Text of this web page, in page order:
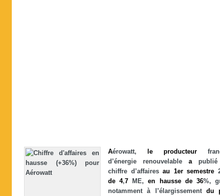
Aérowatt, le producteur
d’énergie renouvelable a
chiffre d’affairesau 1er semestre
de 4,7 ME,en hausse de 36%,
notamment à l’élargissement du